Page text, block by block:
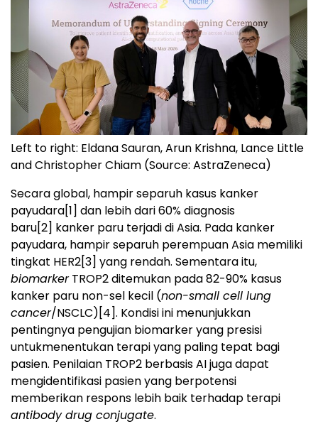
Left to right: Eldana Sauran, Arun Krishna, Lance Little
and Christopher Chiam (Source: AstraZeneca)
Secara global, hampir separuh kasus kanker
payudara[1] dan lebih dari 60% diagnosis
baru[2] kanker paru terjadi di Asia. Pada kanker
payudara, hampir separuh perempuan Asia memiliki
tingkat HER2[3] yang rendah. Sementara itu,
biomarkerTROP2 ditemukan pada 82-90% kasus
kanker paru non-sel kecil (non-small cell lung
cancer/NSCLC)[4]. Kondisi ini menunjukkan
pentingnya pengujian biomarker yang presisi
untukmenentukan terapi yang paling tepat bagi
pasien. Penilaian TROP2 berbasis AI juga dapat
mengidentifikasi pasien yang berpotensi
memberikan respons lebih baik terhadap terapi
antibody drug conjugate.